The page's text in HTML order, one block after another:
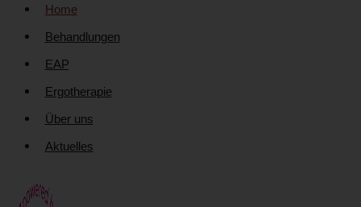
Home
Behandlungen
EAP
Ergotherapie
Über uns
Aktuelles